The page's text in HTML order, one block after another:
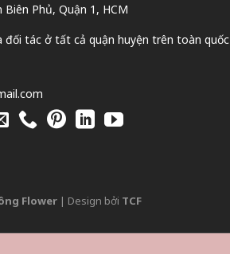
Biên Phủ, Quận 1, HCM
đối tác ở tất cả quận huyện trên toàn quốc
Flower | Design bởi TCF